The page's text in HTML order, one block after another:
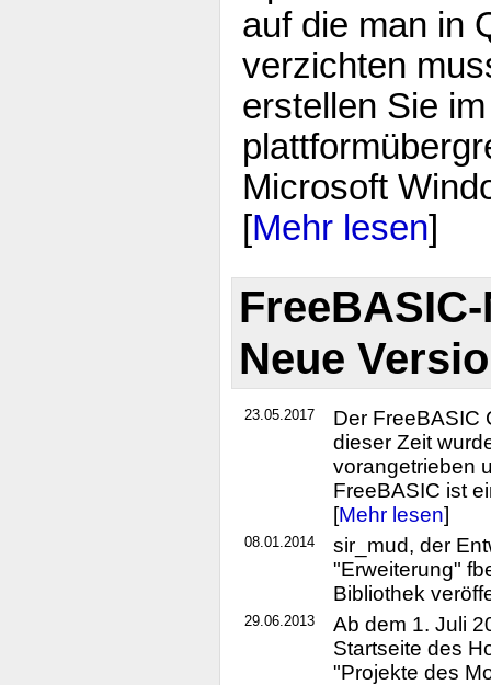
auf die man in
verzichten
erstellen Sie
Microsoft
[Mehr lesen]
Neue
23.05.2017
Der FreeBASIC
dieser Zeit
vorangetrieben
FreeBASIC ist
[Mehr lesen]
08.01.2014
sir_mud, der
"Erweiterung"
Bibliothek
29.06.2013
Ab dem 1. Juli
Startseite des
"Projekte des